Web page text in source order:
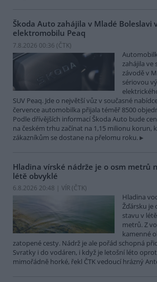
Škoda Auto zahájila v Mladé Boleslavi
elektromobilu Peaq
7.8.2026 00:36 (ČTK)
zahájila ve
závodě v
sériovou
SUV Peaq. Jde o největší vůz v současné
července automobilka přijala téměř 8500
Podle dřívějších informací Škoda Auto bude
na českém trhu začínat na 1,15 milionu korun,
zákazníkům se dostane na přelomu roku.
Hladina vírské nádrže je o osm metrů
létě obvyklé
6.8.2026 20:48 | VÍR (ČTK)
Hladina
Žďársku je
stavu v
metrů. Z
kamenné
zatopené cesty. Nádrž je ale pořád schopná
Svratky i do vodáren, i když je letošní léto
mimořádně horké, řekl ČTK vedoucí hrázný